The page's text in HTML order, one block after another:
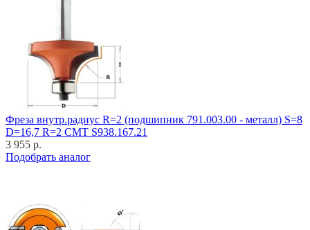
Фреза внутр.радиус R=2 (подшипник 791.003.00 - металл) S=8
D=16,7 R=2 CMT S938.167.21
3 955 р.
Подобрать аналог